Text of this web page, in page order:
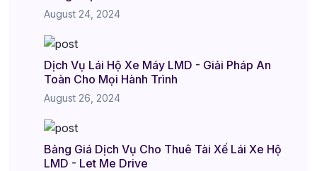
August 24, 2024
Dịch Vụ Lái Hộ Xe Máy LMD - Giải Pháp An
Toàn Cho Mọi Hành Trình
August 26, 2024
Bảng Giá Dịch Vụ Cho Thuê Tài Xế Lái Xe Hộ
LMD - Let Me Drive